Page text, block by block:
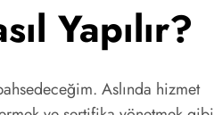
Yapılır?
Aslında hizmet